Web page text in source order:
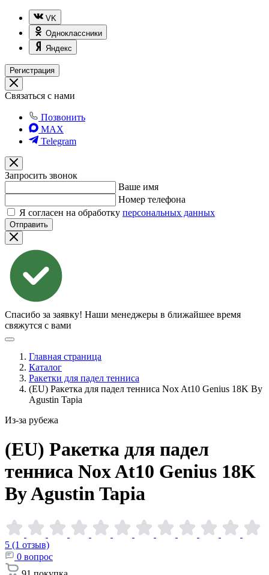
VK
Одноклассники
Яндекс
Регистрация
Связаться с нами
Позвонить
MAX
Telegram
Запросить звонок
Ваше имя
Номер телефона
Я согласен на обработку персональных данных
Отправить
Спасибо за заявку! Наши менеджеры в ближайшее время
свяжутся с вами
Главная страница
Каталог
Ракетки для падел тенниса
(EU) Ракетка для падел тенниса Nox At10 Genius 18K By
Agustin Tapia
Из-за рубежа
(EU) Ракетка для падел
тенниса Nox At10 Genius 18K
By AgustinTapia
5 (1 отзыв)
0 вопрос